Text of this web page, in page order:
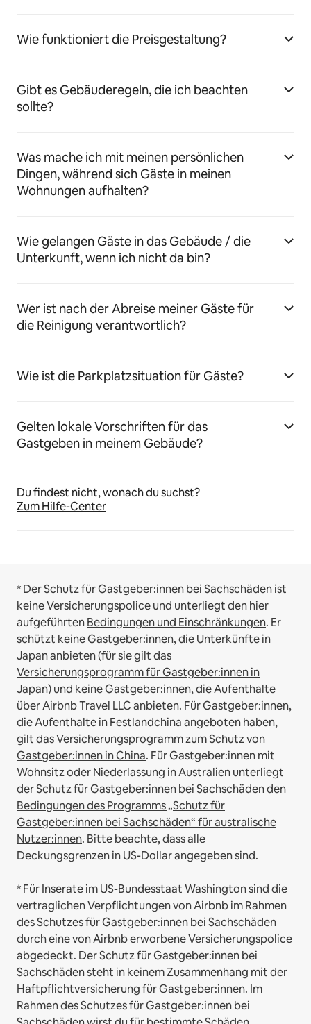
Wie funktioniert die Preisgestaltung?
Gibt es Gebäuderegeln, die ich beachten
sollte?
Was mache ich mit meinen persönlichen
Dingen, während sich Gäste in meinen
Wohnungen aufhalten?
Wie gelangen Gäste in das Gebäude / die
Unterkunft, wenn ich nicht da bin?
Wer ist nach der Abreise meiner Gäste für
die Reinigung verantwortlich?
Wie ist die Parkplatzsituation für Gäste?
Gelten lokale Vorschriften für das
Gastgeben in meinem Gebäude?
Du findest nicht, wonach du suchst?
Zum Hilfe-Center
* Der Schutz für Gastgeber:innen bei Sachschäden ist
keine Versicherungspolice und unterliegt den hier
aufgeführtenBedingungen und Einschränkungen. Er
schützt keine Gastgeber:innen, die Unterkünfte in
Japan anbieten (für sie gilt das
Versicherungsprogramm für Gastgeber:innen in
Japan) und keine Gastgeber:innen, die Aufenthalte
über Airbnb Travel LLC anbieten. Für Gastgeber:innen,
die Aufenthalte in Festlandchina angeboten haben,
gilt dasVersicherungsprogramm zum Schutz von
Gastgeber:innen in China. Für Gastgeber:innen mit
Wohnsitz oder Niederlassung in Australien unterliegt
der Schutz für Gastgeber:innen bei Sachschäden den
Bedingungen des Programms „Schutz für
Gastgeber:innen bei Sachschäden“ für australische
Nutzer:innen. Bitte beachte, dass alle
Deckungsgrenzen in US-Dollar angegeben sind.
* Für Inserate im US-Bundesstaat Washington sind die
vertraglichen Verpflichtungen von Airbnb im Rahmen
des Schutzes für Gastgeber:innen bei Sachschäden
durch eine von Airbnb erworbene Versicherungspolice
abgedeckt. Der Schutz für Gastgeber:innen bei
Sachschäden steht in keinem Zusammenhang mit der
Haftpflichtversicherung für Gastgeber:innen. Im
Rahmen des Schutzes für Gastgeber:innen bei